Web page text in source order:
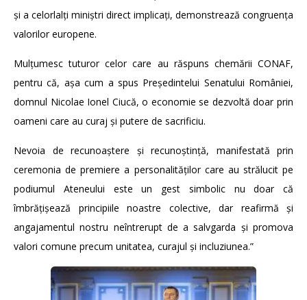
și a celorlalți miniștri direct implicați, demonstrează congruența
valorilor europene.
Mulțumesc tuturor celor care au răspuns chemării CONAF,
pentru că, așa cum a spus Președintelui Senatului României,
domnul Nicolae Ionel Ciucă, o economie se dezvoltă doar prin
oameni care au curaj și putere de sacrificiu.
Nevoia de recunoaștere și recunoștință, manifestată prin
ceremonia de premiere a personalităților care au strălucit pe
podiumul Ateneului este un gest simbolic nu doar că
îmbrățișează principiile noastre colective, dar reafirmă și
angajamentul nostru neîntrerupt de a salvgarda și promova
valori comune precum unitatea, curajul și incluziunea.”